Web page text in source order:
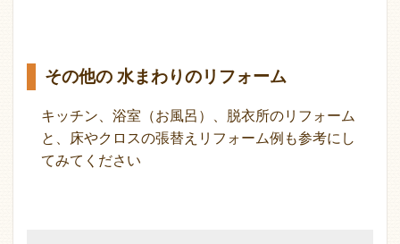
その他の 水まわりのリフォーム
キッチン、浴室（お風呂）、脱衣所のリフォーム
と、床やクロスの張替えリフォーム例も参考にし
てみてください